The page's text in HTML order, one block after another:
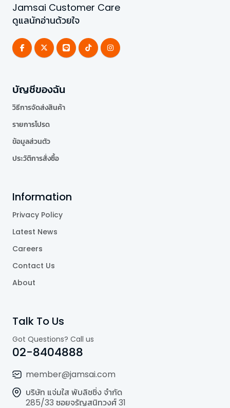
Jamsai Customer Care
ดูแลนักอ่านด้วยใจ
บัญชีของฉัน
วิธีการจัดส่งสินค้า
รายการโปรด
ข้อมูลส่วนตัว
ประวัติการสั่งซื้อ
Information
Privacy Policy
Latest News
Careers
Contact Us
About
Talk To Us
Got Questions? Call us
02-8404888
member@jamsai.com
บริษัท แจ่มใส พับลิชชิ่ง จำกัด
285/33 ซอยจรัญสนิทวงศ์ 31